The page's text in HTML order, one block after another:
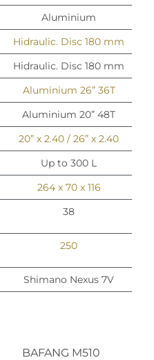
Aluminium
Hidraulic. Disc 180 mm
Hidraulic. Disc 180 mm
Aluminium 26” 36T
Aluminium 20” 48T
20” x 2.40 / 26” x 2.40
Up to 300 L
264 x 70 x 116
38
250
Shimano Nexus 7V
BAFANG M510